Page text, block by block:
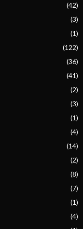
(42)
(3)
(1)
(122)
(36)
(41)
(2)
(3)
(1)
(4)
(14)
(2)
(8)
(7)
(1)
(4)